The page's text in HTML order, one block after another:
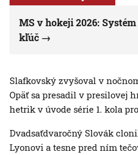
MS v hokeji 2026:
kľúč
Slafkovský zvyšoval v
Opäť sa presadil v presilovej
hetrik v úvode série 1. kola
Dvadsaťdvaročný Slovák
Lyonovi a tesne pred ním